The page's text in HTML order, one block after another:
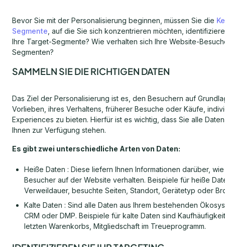
Bevor Sie mit der Personalisierung beginnen, müssen Sie die
Segmente , auf die Sie sich konzentrieren möchten,
Ihre Target-Segmente? Wie verhalten sich Ihre Website-
Segmenten?
SAMMELN SIE DIE RICHTIGEN DATEN
Das Ziel der Personalisierung ist es, den Besuchern auf
Vorlieben, ihres Verhaltens, früherer Besuche oder Käufe,
Experiences zu bieten. Hierfür ist es wichtig, dass Sie alle
Ihnen zur Verfügung stehen.
Es gibt zwei unterschiedliche Arten von Daten:
Heiße Daten : Diese liefern Ihnen Informationen darüber,
Besucher auf der Website verhalten. Beispiele für heiße
Verweildauer, besuchte Seiten, Standort, Gerätetyp oder
Kalte Daten : Sind alle Daten aus Ihrem bestehenden
CRM oder DMP. Beispiele für kalte Daten sind
letzten Warenkorbs, Mitgliedschaft im Treueprogramm.